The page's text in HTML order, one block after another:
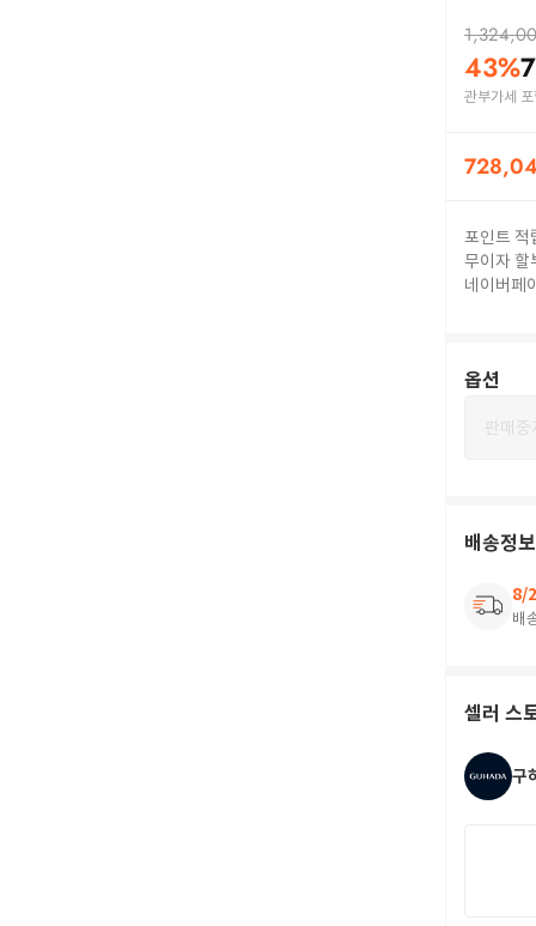
43%
관부가세
포인트 적
무이자 할
네이버페
옵션
판매중
배송정보
8/
배
셀러 스
구